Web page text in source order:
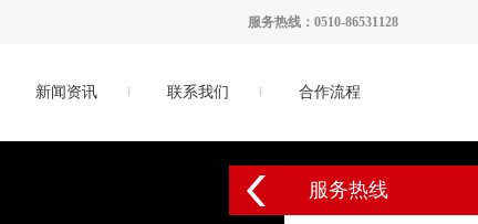
服务热线：0510-86531128
新闻资讯 联系我们 合作流程
服务热线